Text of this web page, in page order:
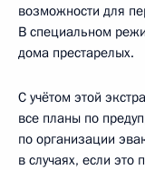
возможности для
В специальном
дома престарелых.
С учётом этой
все планы по
по организации
в случаях, если это